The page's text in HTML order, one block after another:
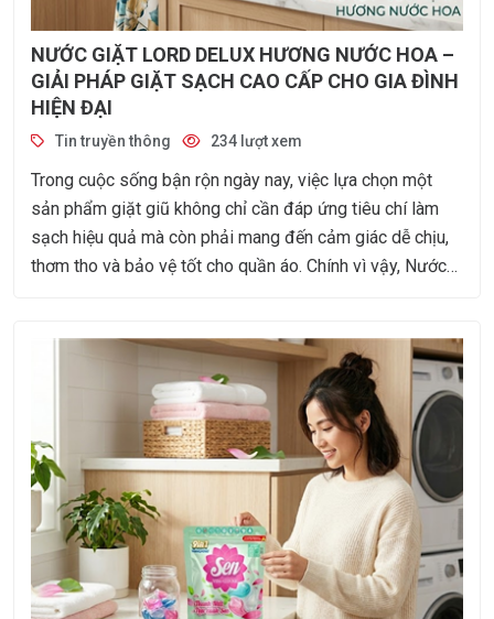
NƯỚC GIẶT LORD DELUX HƯƠNG NƯỚC HOA –
GIẢI PHÁP GIẶT SẠCH CAO CẤP CHO GIA ĐÌNH
HIỆN ĐẠI
Tin truyền thông 234 lượt xem
Trong cuộc sống bận rộn ngày nay, việc lựa chọn một
sản phẩm giặt giũ không chỉ cần đáp ứng tiêu chí làm
sạch hiệu quả mà còn phải mang đến cảm giác dễ chịu,
thơm tho và bảo vệ tốt cho quần áo. Chính vì vậy, Nước
vượt trội kết hợp cùng hương thơm sang trọng, tinh tế.